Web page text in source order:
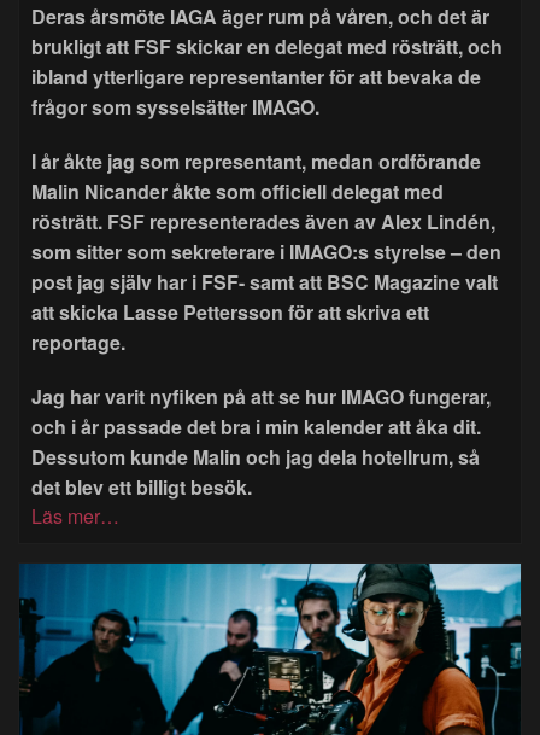
Deras årsmöte IAGA äger rum på våren, och det är
brukligt att FSF skickar en delegat med rösträtt, och
ibland ytterligare representanter för att bevaka de
frågor som sysselsätter IMAGO.
I år åkte jag som representant, medan ordförande
Malin Nicander åkte som officiell delegat med
rösträtt. FSF representerades även av Alex Lindén,
som sitter som sekreterare i IMAGO:s styrelse – den
post jag själv har i FSF- samt att BSC Magazine valt
att skicka Lasse Pettersson för att skriva ett
reportage.
Jag har varit nyfiken på att se hur IMAGO fungerar,
och i år passade det bra i min kalender att åka dit.
Dessutom kunde Malin och jag dela hotellrum, så
det blev ett billigt besök.
Läs mer…